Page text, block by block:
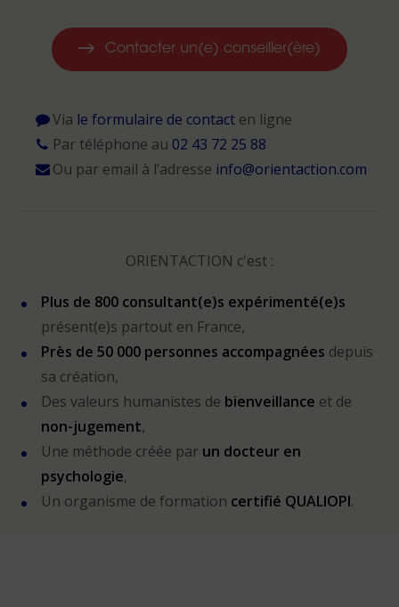
Contacter un(e) conseiller(ère)
Via le formulaire de contacten ligne
Par téléphone au 02 43 72 25 88
Ou par email à l’adresse info@orientaction.com
ORIENTACTION c'est :
Plus de 800 consultant(e)s expérimenté(e)s
présent(e)s partout en France,
Près de 50 000 personnes accompagnées depuis
sa création,
Des valeurs humanistes de bienveillance et de
non-jugement,
Une méthode créée par un docteur en
psychologie,
Un organisme de formation certifié QUALIOPI.